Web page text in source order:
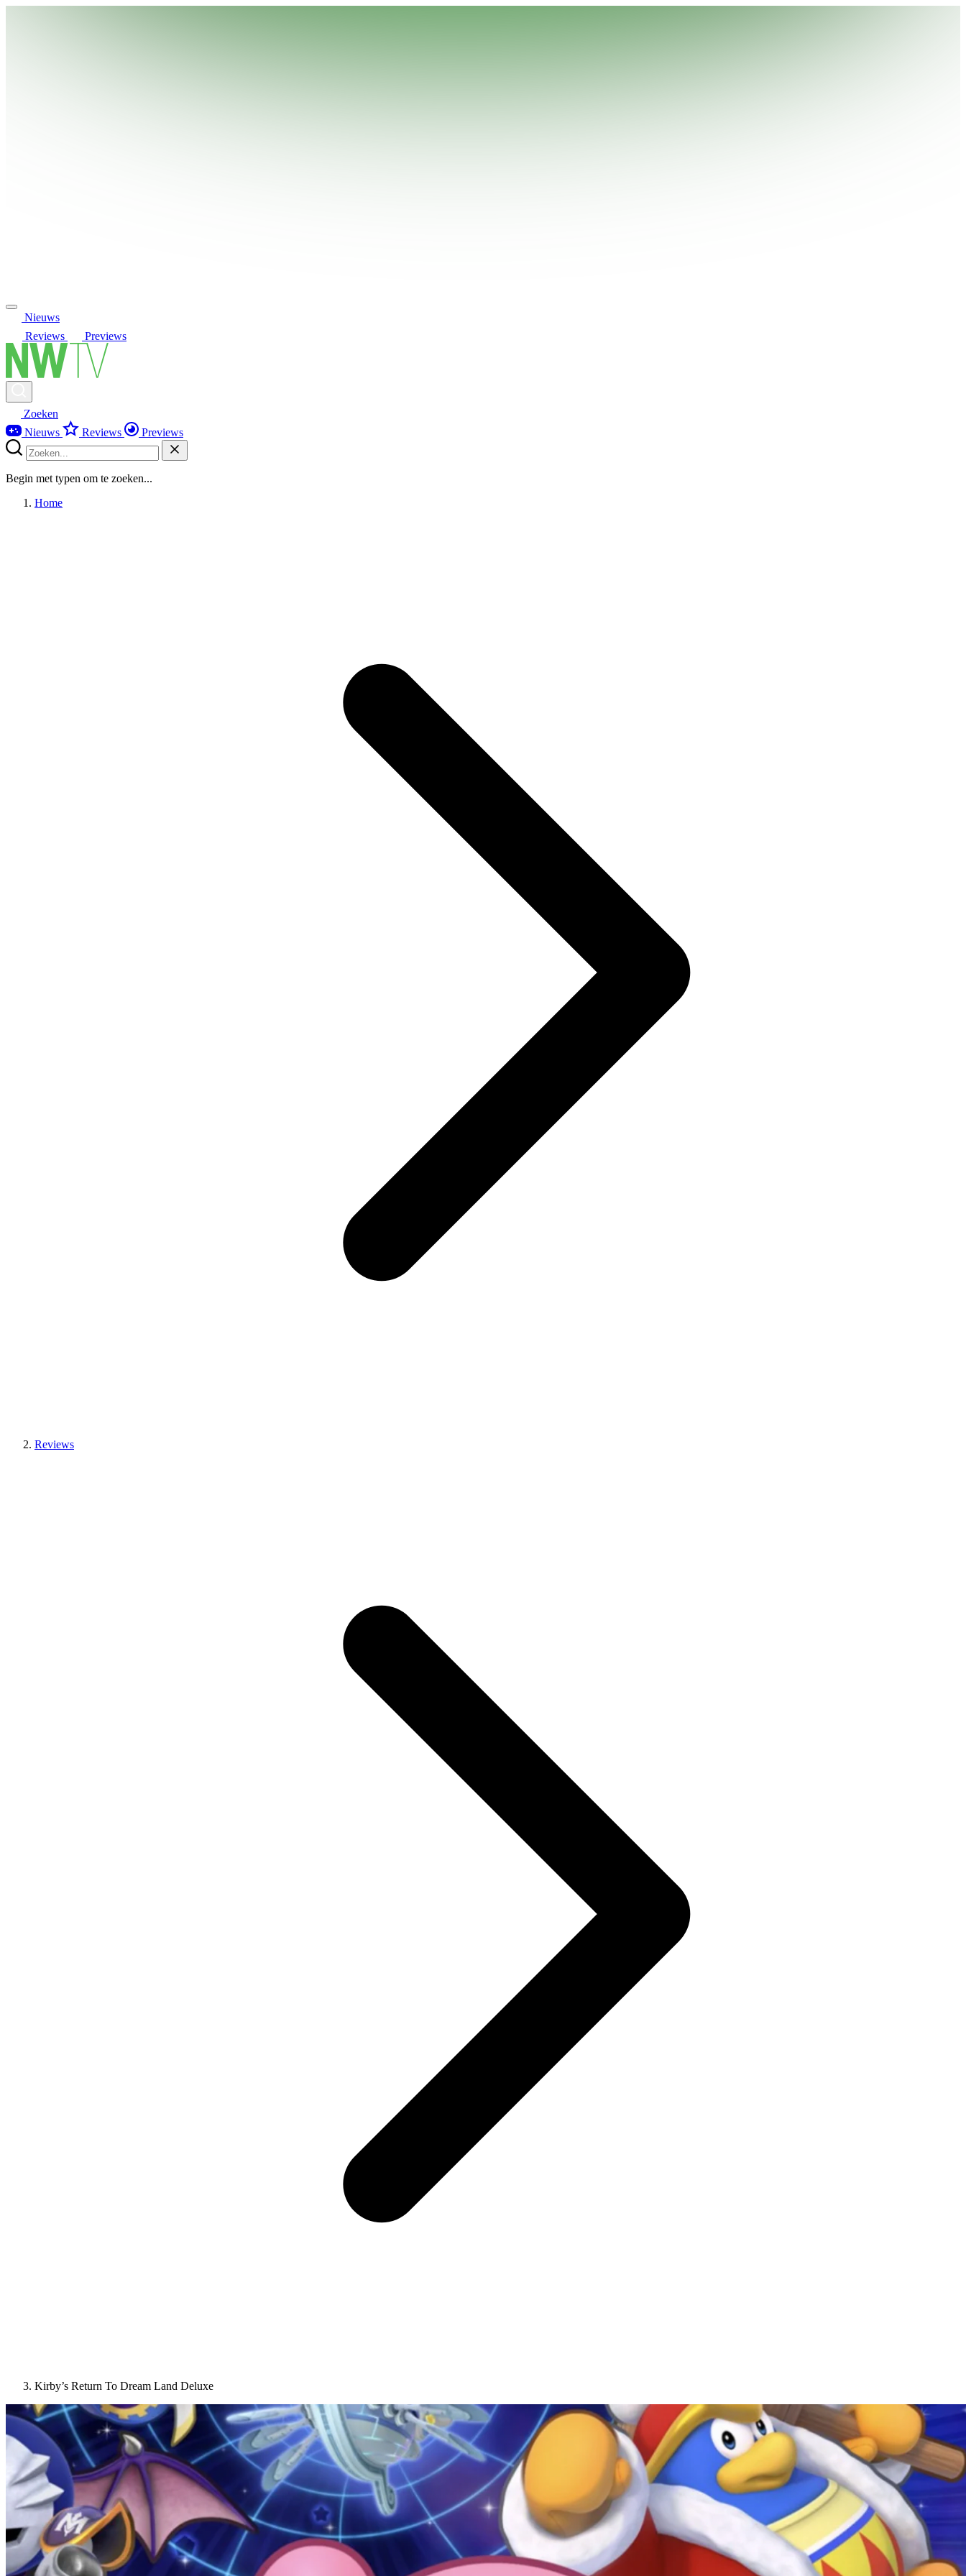
Nieuws
Reviews
Previews
Zoeken
Nieuws
Reviews Previews
Begin met typen om te zoeken...
Home
Reviews
Kirby’s Return To Dream Land Deluxe